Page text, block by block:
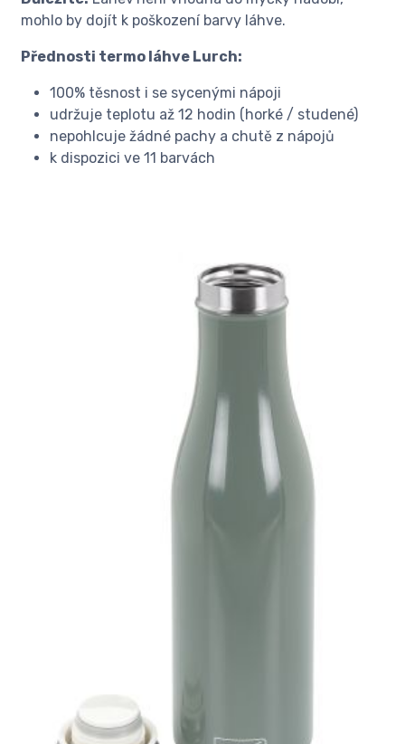
mohlo by dojít k poškození barvy láhve.
Přednosti termo láhve Lurch:
100% těsnost i se sycenými nápoji
udržuje teplotu až 12 hodin (horké / studené)
nepohlcuje žádné pachy a chutě z nápojů
k dispozici ve 11 barvách